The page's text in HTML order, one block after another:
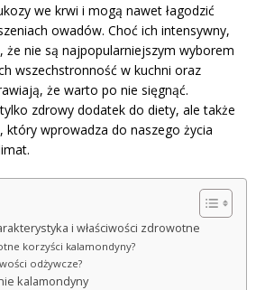
we krwi i mogą nawet łagodzić
owadów. Choć ich intensywny,
że nie są najpopularniejszym wyborem
wszechstronność w kuchni oraz
że warto po nie sięgnąć.
zdrowy dodatek do diety, ale także
który wprowadza do naszego życia
i właściwości zdrowotne
korzyści kalamondyny?
odżywcze?
kalamondyny